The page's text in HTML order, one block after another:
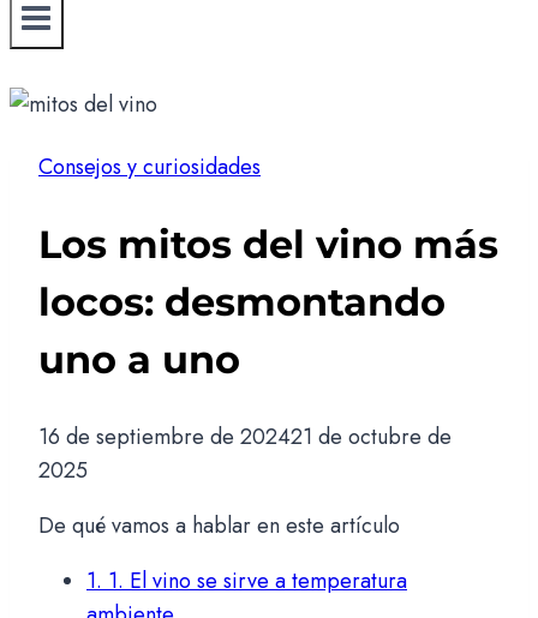
Consejos y curiosidades
Los mitos del vino más
locos: desmontando
uno a uno
16 de septiembre de 202421 de octubre de
2025
De qué vamos a hablar en este artículo
1.1. El vino se sirve a temperatura